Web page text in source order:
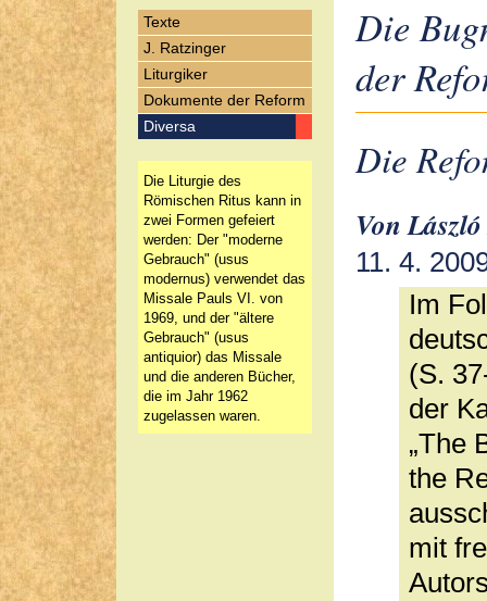
Texte
J. Ratzinger
Liturgiker
Dokumente der Reform
Diversa
Die Liturgie des
Römischen Ritus kann in
zwei Formen gefeiert
werden: Der "moderne
Gebrauch" (usus
modernus) verwendet das
Missale Pauls VI. von
1969, und der "ältere
Gebrauch" (usus
antiquior) das Missale
und die anderen Bücher,
die im Jahr 1962
zugelassen waren.
Die
der
Die
Von
11. 4.
Im
(S.
der
„The
the
mit